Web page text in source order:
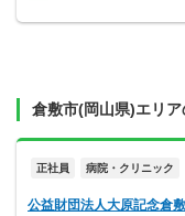
倉敷市(岡山県)エリ
正社員 病院・クリニック
公益財団法人大原記念倉